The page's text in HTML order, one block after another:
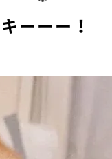
ーーー！